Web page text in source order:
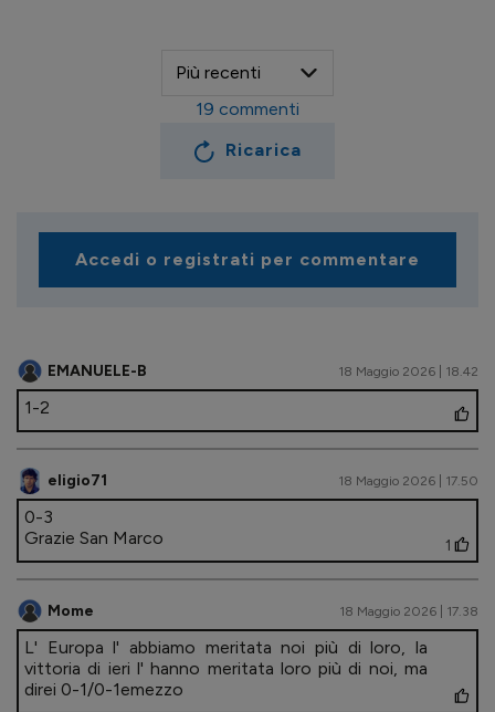
Ricarica
19 commenti
Accedi o registrati per commentare
EMANUELE-B 18 Maggio 2026 | 18.42
1-2
eligio71 18 Maggio 2026 | 17.50
0-3
Grazie San Marco
1
Mome 18 Maggio 2026 | 17.38
L' Europa l' abbiamo meritata noi più di loro, la
vittoria di ieri l' hanno meritata loro più di noi, ma
direi 0-1/0-1emezzo